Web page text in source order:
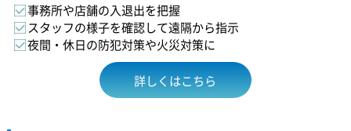
事務所や店舗の入退出を把握
スタッフの様子を確認して遠隔から指示
夜間・休日の防犯対策や火災対策に
詳しくはこちら